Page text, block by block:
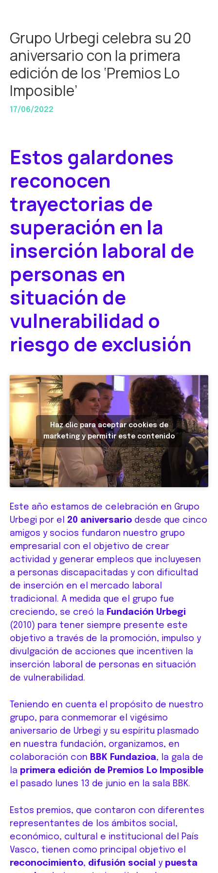
Grupo Urbegi celebra su 20
aniversario con la primera
edición de los ‘Premios Lo
Imposible’
17/06/2022
Estos galardones
reconocen
trayectorias de
superación en la
inserción laboral de
personas en
situación de
vulnerabilidad o
riesgo de exclusión
Haz clic para aceptar cookies de
marketing y permitir este contenido
Este año estamos de celebración en Grupo
Urbegi por el 20 aniversario desde que cinco
amigos y socios fundaron nuestro grupo
empresarial con el objetivo de crear
actividad y generar empleos que incluyesen
a personas discapacitadas y con dificultad
de inserción en el mercado laboral
tradicional. A medida que el grupo fue
creciendo, se creó la Fundación Urbegi
(2010) para tener siempre presente este
objetivo a través de la promoción, impulso y
divulgación de acciones que incentiven la
inserción laboral de personas en situación
de vulnerabilidad.
Teniendo en cuenta el propósito de nuestro
grupo, para conmemorar el vigésimo
aniversario de Urbegi y su espíritu plasmado
en nuestra fundación, organizamos, en
colaboración con BBK Fundazioa, la gala de
la primera edición de Premios Lo Imposible
el pasado lunes 13 de junio en la sala BBK.
Estos premios, que contaron con diferentes
representantes de los ámbitos social,
económico, cultural e institucional del País
Vasco, tienen como principal objetivo el
reconocimiento, difusión social y puesta